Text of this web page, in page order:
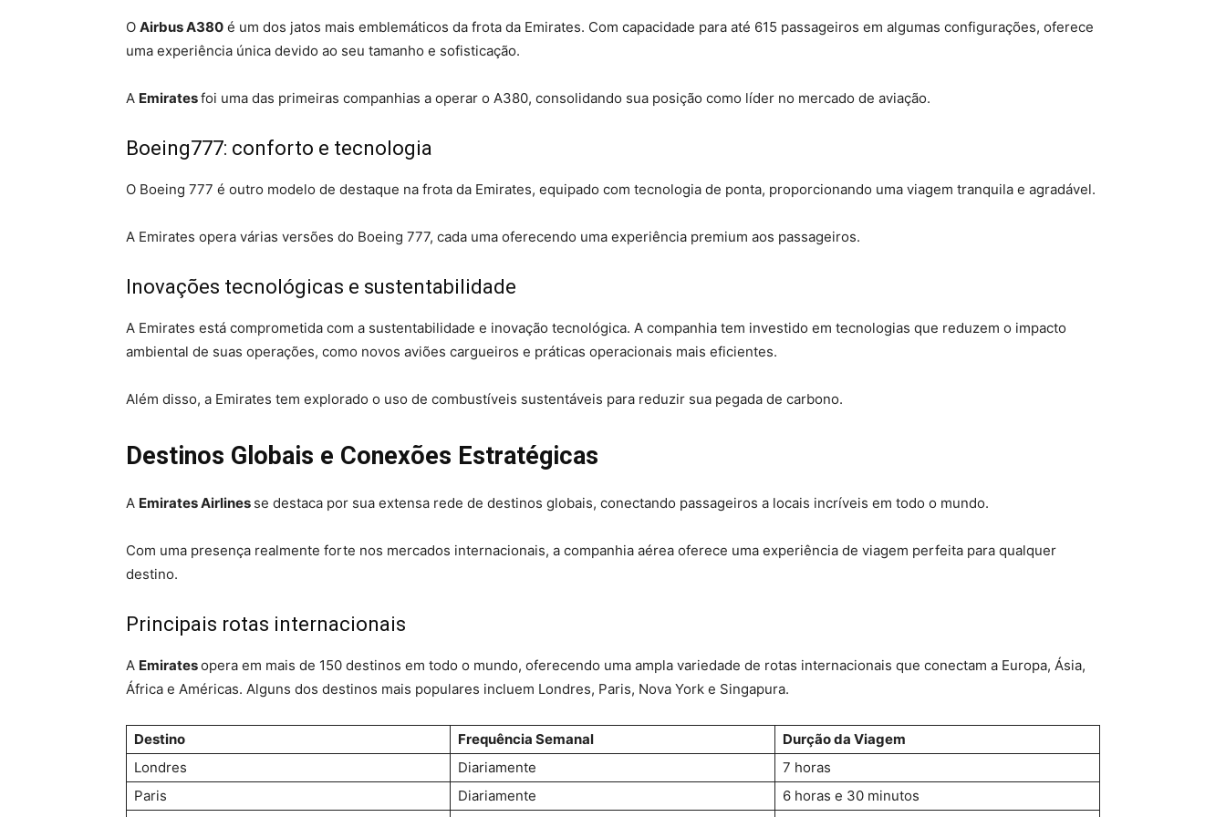
O Airbus A380 é um dos jatos mais emblemáticos da frota da Emirates. Com capacidade para até 615 passageiros em algumas configurações, oferece
uma experiência única devido ao seu tamanho e sofisticação.
A Emiratesfoi uma das primeiras companhias a operar o A380, consolidando sua posição como líder no mercado de aviação.
Boeing777: conforto e tecnologia
O Boeing 777 é outro modelo de destaque na frota da Emirates, equipado com tecnologia de ponta, proporcionando uma viagem tranquila e agradável.
A Emirates opera várias versões do Boeing 777, cada uma oferecendo uma experiência premium aos passageiros.
Inovações tecnológicas e sustentabilidade
A Emirates está comprometida com a sustentabilidade e inovação tecnológica. A companhia tem investido em tecnologias que reduzem o impacto
ambiental de suas operações, como novos aviões cargueiros e práticas operacionais mais eficientes.
Além disso, a Emirates tem explorado o uso de combustíveis sustentáveis para reduzir sua pegada de carbono.
Destinos Globais e Conexões Estratégicas
A Emirates Airlines se destaca por sua extensa rede de destinos globais, conectando passageiros a locais incríveis em todo o mundo.
Com uma presença realmente forte nos mercados internacionais, a companhia aérea oferece uma experiência de viagem perfeita para qualquer
destino.
Principais rotas internacionais
A Emiratesopera em mais de 150 destinos em todo o mundo, oferecendo uma ampla variedade de rotas internacionais que conectam a Europa, Ásia,
África e Américas. Alguns dos destinos mais populares incluem Londres, Paris, Nova York e Singapura.
Destino Frequência Semanal
Durção da Viagem
Londres
Diariamente
7 horas
Paris
Diariamente
6 horas e 30 minutos